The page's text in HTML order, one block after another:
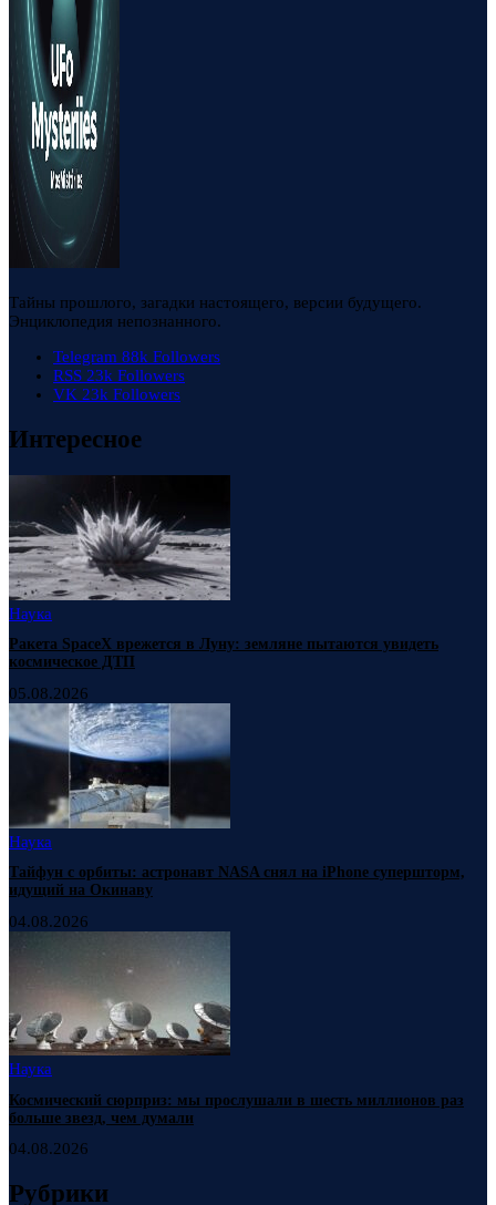
Тайны прошлого, загадки настоящего, версии будущего.
Энциклопедия непознанного.
Telegram 88k Followers
RSS 23k Followers
VK 23k Followers
Интересное
Наука
Ракета SpaceX врежется в Луну: земляне пытаются увидеть
космическое ДТП
05.08.2026
Наука
Тайфун с орбиты: астронавт NASA снял на iPhone супершторм,
идущий на Окинаву
04.08.2026
Наука
Космический сюрприз: мы прослушали в шесть миллионов раз
больше звезд, чем думали
04.08.2026
Рубрики